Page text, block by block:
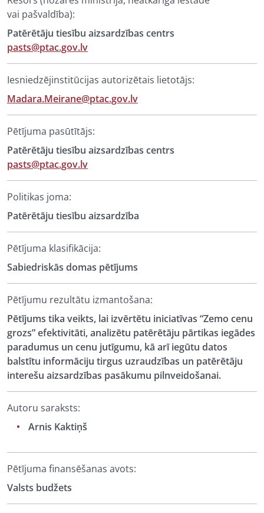
vai pašvaldība):
Patērētāju tiesību aizsardzības centrs
pasts@ptac.gov.lv
Iesniedzējinstitūcijas autorizētais lietotājs:
Madara.Meirane@ptac.gov.lv
Pētījuma pasūtītājs:
Patērētāju tiesību aizsardzības centrs
pasts@ptac.gov.lv
Politikas joma:
Patērētāju tiesību aizsardzība
Pētījuma klasifikācija:
Sabiedriskās domas pētījums
Pētījumu rezultātu izmantošana:
Pētījums tika veikts, lai izvērtētu iniciatīvas “Zemo cenu
grozs” efektivitāti, analizētu patērētāju pārtikas iegādes
paradumus un cenu jutīgumu, kā arī iegūtu datos
balstītu informāciju tirgus uzraudzības un patērētāju
interešu aizsardzības pasākumu pilnveidošanai.
Autoru saraksts:
Arnis Kaktiņš
Pētījuma finansēšanas avots:
Valsts budžets